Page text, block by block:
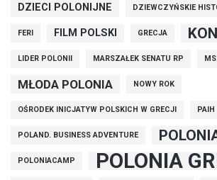
DZIECI POLONIJNE DZIEWCZYŃSKIE
FERI FILM POLSKI GRECJA
LIDER POLONII MARSZAŁEK SENATU RP
MŁODA POLONIA NOWY ROK
OŚRODEK INICJATYW POLSKICH W GRECJI PAIH
POLAND. BUSINESS ADVENTURE
POLONIACAMP POLONIA